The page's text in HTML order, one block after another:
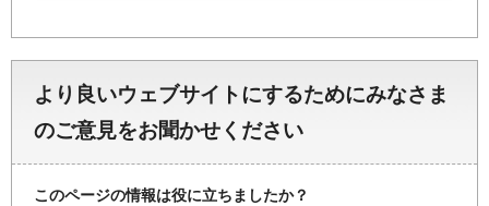
より良いウェブサイトにするためにみなさま
のご意見をお聞かせください
このページの情報は役に立ちましたか？